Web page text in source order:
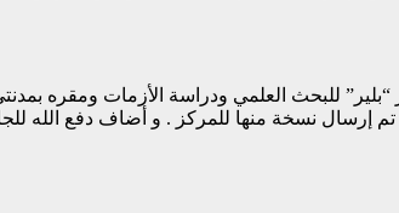
للبحث العلمي ودراسة الأزمات ومقره
تم إرسال نسخة منها للمركز . و أضاف دفع